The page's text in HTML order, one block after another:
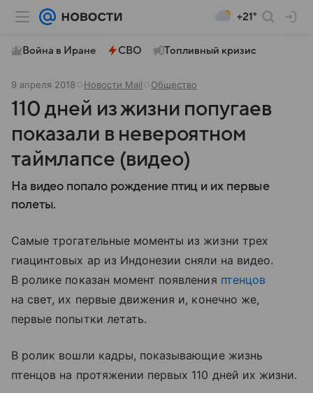
+21°
Война в Иране СВО Топливный кризис
9 апреля 2018 Новости Mail Общество
110 дней из жизни попугаев
показали в невероятном
таймлапсе (видео)
На видео попало рождение птиц и их первые
полеты.
Самые трогательные моменты из жизни трех
гиацинтовых ар из Индонезии сняли на видео.
В ролике показан момент появления птенцов
на свет, их первые движения и, конечно же,
первые попытки летать.
В ролик вошли кадры, показывающие жизнь
птенцов на протяжении первых 110 дней их жизни.